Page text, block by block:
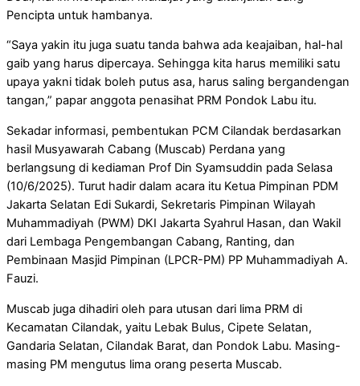
Pencipta untuk hambanya.
“Saya yakin itu juga suatu tanda bahwa ada keajaiban, hal-hal
gaib yang harus dipercaya. Sehingga kita harus memiliki satu
upaya yakni tidak boleh putus asa, harus saling bergandengan
tangan,” papar anggota penasihat PRM Pondok Labu itu.
Sekadar informasi, pembentukan PCM Cilandak berdasarkan
hasil Musyawarah Cabang (Muscab) Perdana yang
berlangsung di kediaman Prof Din Syamsuddin pada Selasa
(10/6/2025). Turut hadir dalam acara itu Ketua Pimpinan PDM
Jakarta Selatan Edi Sukardi, Sekretaris Pimpinan Wilayah
Muhammadiyah (PWM) DKI Jakarta Syahrul Hasan, dan Wakil
dari Lembaga Pengembangan Cabang, Ranting, dan
Pembinaan Masjid Pimpinan (LPCR-PM) PP Muhammadiyah A.
Fauzi.
Muscab juga dihadiri oleh para utusan dari lima PRM di
Kecamatan Cilandak, yaitu Lebak Bulus, Cipete Selatan,
Gandaria Selatan, Cilandak Barat, dan Pondok Labu. Masing-
masing PM mengutus lima orang peserta Muscab.